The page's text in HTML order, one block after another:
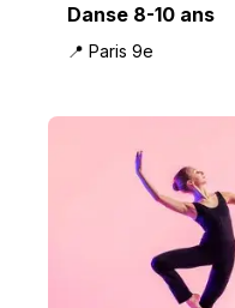
Danse 8-10 ans
📍 Paris 9e